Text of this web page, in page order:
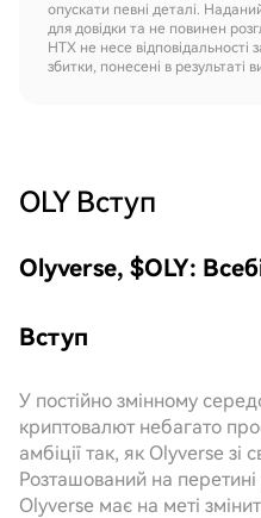
опускати певні деталі.
для довідки та не повинен
HTX не несе відповідальності
збитки, понесені в результаті
OLY Вступ
Olyverse, $OLY:
Вступ
У постійно змінному
криптовалют небагато
амбіції так, як Olyverse зі
Розташований на перетині
Olyverse має на меті